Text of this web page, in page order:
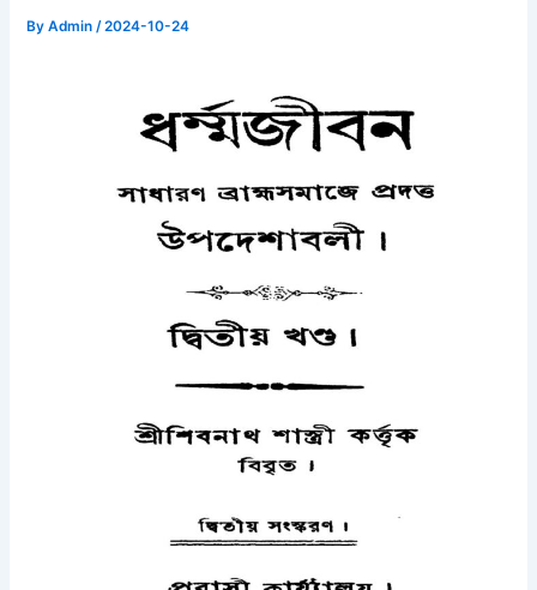
ByAdmin/2024-10-24